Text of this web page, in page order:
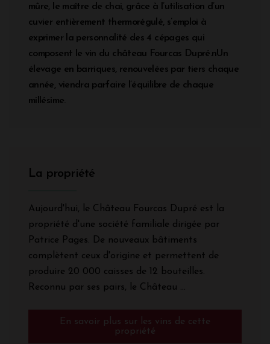
mûre, le maître de chai, grâce à l’utilisation d’un
cuvier entièrement thermorégulé, s’emploi à
exprimer la personnalité des 4 cépages qui
composent le vin du château Fourcas Dupré.nUn
élevage en barriques, renouvelées par tiers chaque
année, viendra parfaire l’équilibre de chaque
millésime.
La propriété
Aujourd'hui, le Château Fourcas Dupré est la
propriété d'une société familiale dirigée par
Patrice Pages. De nouveaux bâtiments
complètent ceux d'origine et permettent de
produire 20 000 caisses de 12 bouteilles.
Reconnu par ses pairs, le Château ...
En savoir plus sur les vins de cette
propriété